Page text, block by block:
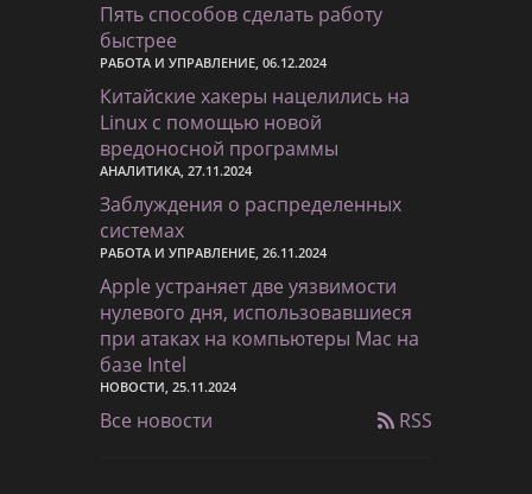
Пять способов сделать работу
быстрее
РАБОТА И УПРАВЛЕНИЕ, 06.12.2024
Китайские хакеры нацелились на
Linux с помощью новой
вредоносной программы
АНАЛИТИКА, 27.11.2024
Заблуждения о распределенных
системах
РАБОТА И УПРАВЛЕНИЕ, 26.11.2024
Apple устраняет две уязвимости
нулевого дня, использовавшиеся
при атаках на компьютеры Mac на
базе Intel
НОВОСТИ, 25.11.2024
Все новости RSS